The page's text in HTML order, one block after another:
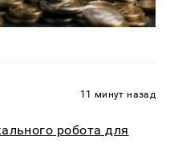
11 минут назад
робота для